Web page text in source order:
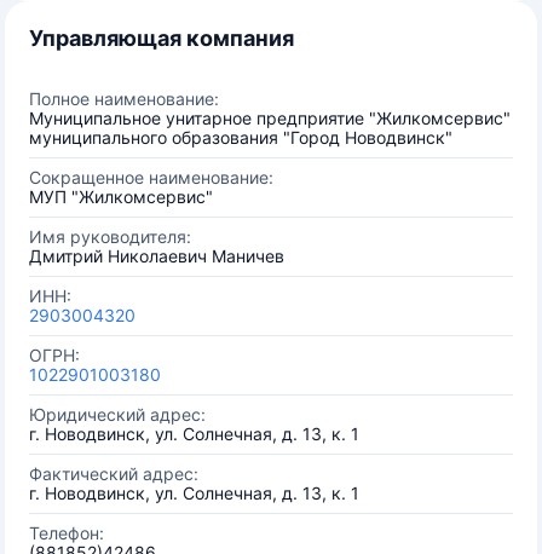
Управляющая компания
Полное наименование:
Муниципальное унитарное предприятие "Жилкомсервис"
муниципального образования "Город Новодвинск"
Сокращенное наименование:
МУП "Жилкомсервис"
Имя руководителя:
Дмитрий Николаевич Маничев
ИНН:
2903004320
ОГРН:
1022901003180
Юридический адрес:
г. Новодвинск, ул. Солнечная, д. 13, к. 1
Фактический адрес:
г. Новодвинск, ул. Солнечная, д. 13, к. 1
Телефон: